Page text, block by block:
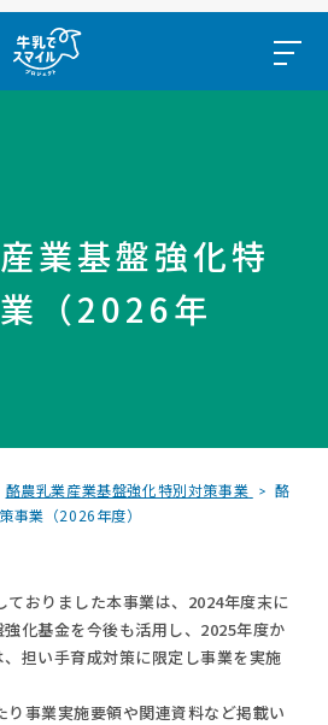
業基盤強化特
（2026年
酪農乳業産業基盤強化特別対策事業
酪
事業（2026年度）
ておりました本事業は、2024年度末に
化基金を今後も活用し、2025年度か
担い手育成対策に限定し事業を実施
り事業実施要領や関連資料など掲載い